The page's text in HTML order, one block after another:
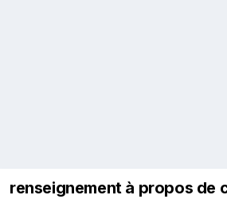
renseignement à propos de